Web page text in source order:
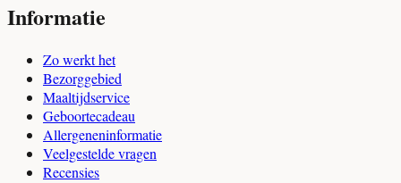
Informatie
Zo werkt het
Bezorggebied
Maaltijdservice
Geboortecadeau
Allergeneninformatie
Veelgestelde vragen
Recensies